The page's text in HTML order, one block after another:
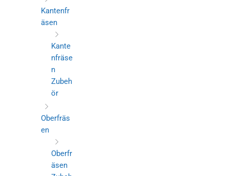
Kantenfr
äsen
Kante
nfräse
n
Zubeh
ör
Oberfräs
en
Oberfr
äsen